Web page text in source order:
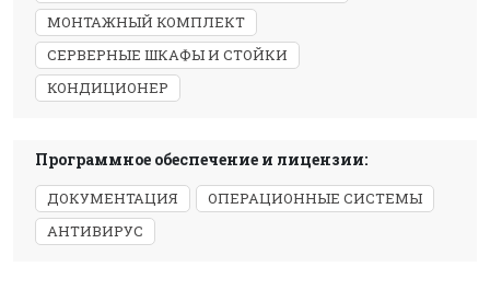
МОНТАЖНЫЙ КОМПЛЕКТ
СЕРВЕРНЫЕ ШКАФЫ И СТОЙКИ
КОНДИЦИОНЕР
Программное обеспечение и лицензии:
ДОКУМЕНТАЦИЯ
ОПЕРАЦИОННЫЕ СИСТЕМЫ
АНТИВИРУС